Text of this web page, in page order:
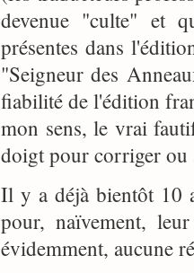
devenue "culte" et
présentes dans
"Seigneur des
fiabilité de l'édition
mon sens, le vrai
doigt pour corriger ou
Il y a déjà bientôt 10
pour, naïvement,
évidemment, aucune